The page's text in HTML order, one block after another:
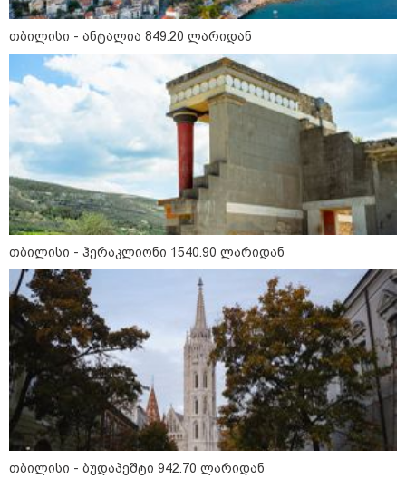
"15 წლის წინ ჩადენილი
დანაშაული, 5-ჯერ შეცვლილი
მოსამართლე, 4-ჯერ თავიდან
დაწყებული საქმე... მადლობა
პროკურატურას, მათ გარეშე ეს
შედეგი არ დადგებოდა" - ქეთა
ხარძიანი
კატეგორიის ყველა სიახლე
ყველაზე კარგი/ცუდი ქვეყნები
ემიგრანტებისთვის 2026 წელს
2026 წლის ყველაზე გაყიდვადი
ავტომობილები - Focus2Move-ის
რეიტინგი
აფრიკის ქვეყნები ამერიკულ
დოლარზე უარს ამბობენ
თბილისი - ანტალია 849.20 ლარიდან
თბილისი - ჰერაკლიონი 1540.90 ლარიდან
თბილისი - ბუდაპეშტი 942.70 ლარიდან